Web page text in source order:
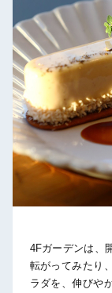
4Fガーデンは、
転がってみたり
ラダを、伸びや